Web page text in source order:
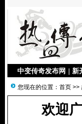
中变传奇发布网 | 新
您现在的位置： 首页 >>
欢迎